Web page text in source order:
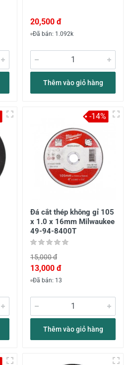
20,500 đ
Đã bán: 1.092k
Thêm vào giỏ hàng
Đá cắt thép không gỉ 105
x 1.0 x 16mm Milwaukee
49-94-8400T
15,000 đ
13,000 đ
Đã bán: 13
Thêm vào giỏ hàng
-14%